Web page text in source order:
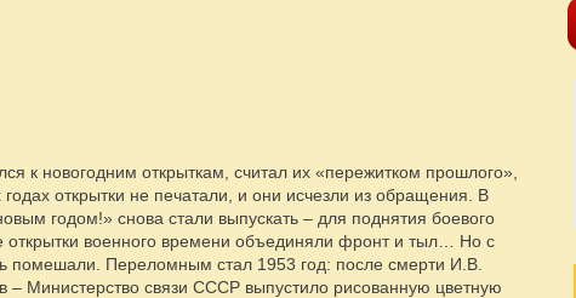
к новогодним открыткам, считал их «пережитком прошлого»,
открытки не печатали, и они исчезли из обращения. В
годом!» снова стали выпускать – для поднятия боевого
открытки военного времени объединяли фронт и тыл… Но с
помешали. Переломным стал 1953 год: после смерти И.В.
Министерство связи СССР выпустило рисованную цветную